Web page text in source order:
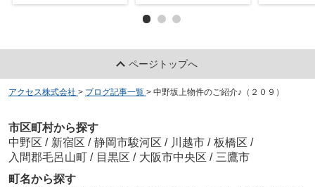
ページトップへ
アクセス株式会社 > ブログ記事一覧 > 中野坂上物件のご紹介♪（２０９）
市区町村から探す
中野区 / 新宿区 / 静岡市駿河区 / 川越市 / 板橋区 /
入間郡毛呂山町 / 目黒区 / 大阪市中央区 / 三鷹市
町名から探す